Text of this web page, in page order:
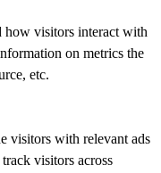
how visitors interact with
on metrics the
etc.
visitors with relevant ads
visitors across